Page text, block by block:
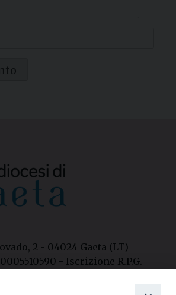
2 - 04024 Gaeta (LT)
- Iscrizione R.P.G.